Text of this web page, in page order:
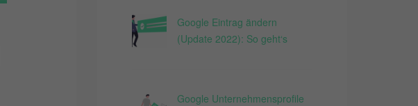
Google Eintrag ändern
(Update 2022): So geht‘s
Google Unternehmensprofile